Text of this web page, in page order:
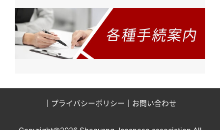
プライバシーポリシー お問い合わせ